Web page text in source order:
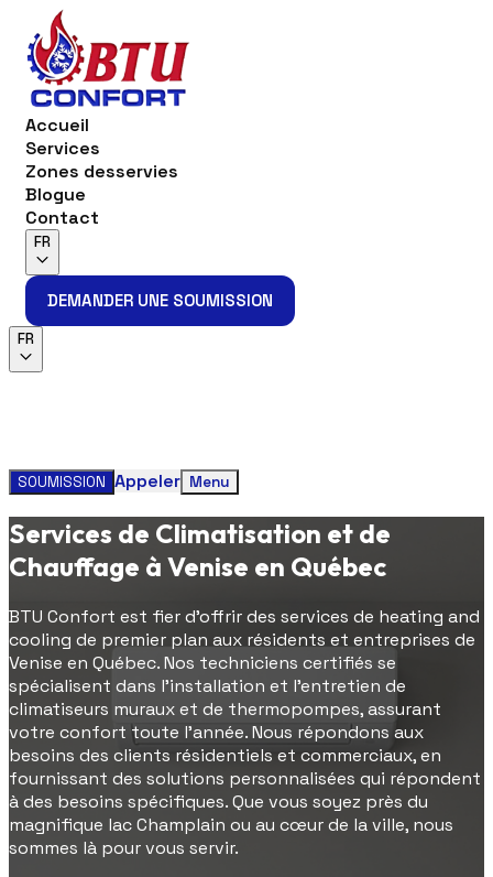
Accueil
Services
Zones desservies
Blogue
Contact
FR
DEMANDER UNE SOUMISSION
FR
SOUMISSION Appeler Menu
Services de Climatisation et de
Chauffage à Venise en Québec
BTU Confort est fier d'offrir des services de heating and
cooling de premier plan aux résidents et entreprises de
Venise en Québec. Nos techniciens certifiés se
spécialisent dans l'installation et l'entretien de
climatiseurs muraux et de thermopompes, assurant
votre confort toute l'année. Nous répondons aux
besoins des clients résidentiels et commerciaux, en
fournissant des solutions personnalisées qui répondent
à des besoins spécifiques. Que vous soyez près du
magnifique lac Champlain ou au cœur de la ville, nous
sommes là pour vous servir.